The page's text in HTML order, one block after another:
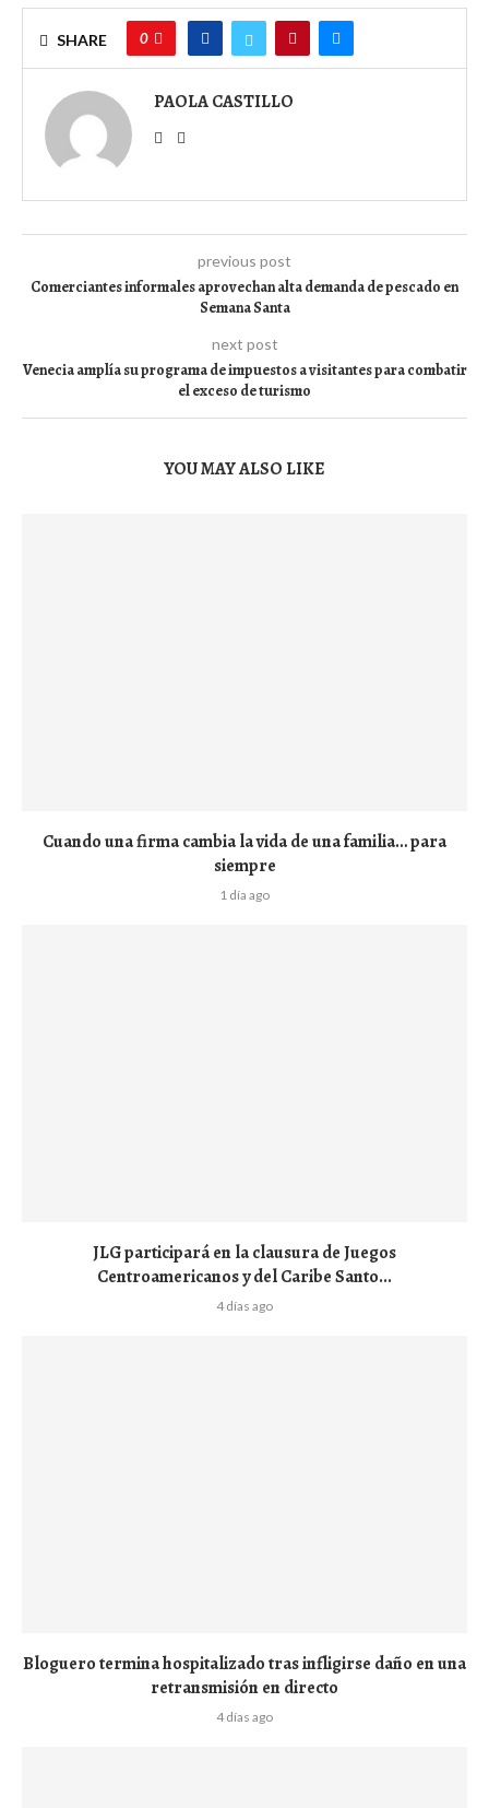
SHARE 0
PAOLA CASTILLO
previous post
Comerciantes informales aprovechan alta demanda de pescado en
Semana Santa
next post
Venecia amplía su programa de impuestos a visitantes para combatir
el exceso de turismo
YOU MAY ALSO LIKE
Cuando una firma cambia la vida de una familia… para
siempre
1 día ago
JLG participará en la clausura de Juegos
Centroamericanos y del Caribe Santo...
4 días ago
Bloguero termina hospitalizado tras infligirse daño en una
retransmisión en directo
4 días ago